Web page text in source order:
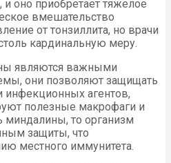
и оно приобретает тяжелое
вмешательство
от тонзиллита, но врачи
кардинальную меру.
являются важными
они позволяют защищать
инфекционных агентов,
полезные макрофаги и
то организм
защиты, что
местного иммунитета.